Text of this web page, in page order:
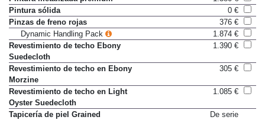
Pintura sólida
0 €
Pinzas de freno rojas
376 €
Dynamic Handling Pack
1.874 €
Revestimiento de techo Ebony
Suedecloth
1.390 €
Revestimiento de techo en Ebony
Morzine
305 €
Revestimiento de techo en Light
Oyster Suedecloth
1.085 €
Tapicería de piel Grained
De serie